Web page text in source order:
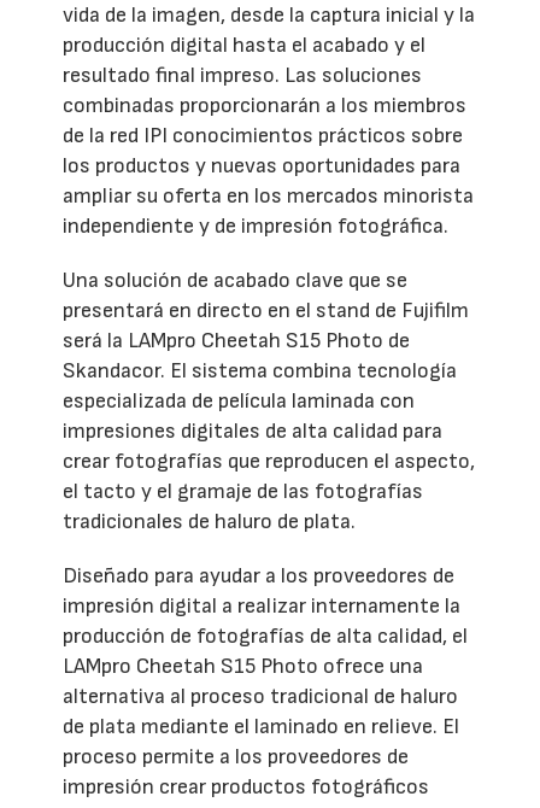
vida de la imagen, desde la captura inicial y la
producción digital hasta el acabado y el
resultado final impreso. Las soluciones
combinadas proporcionarán a los miembros
de la red IPI conocimientos prácticos sobre
los productos y nuevas oportunidades para
ampliar su oferta en los mercados minorista
independiente y de impresión fotográfica.
Una solución de acabado clave que se
presentará en directo en el stand de Fujifilm
será la LAMpro Cheetah S15 Photo de
Skandacor. El sistema combina tecnología
especializada de película laminada con
impresiones digitales de alta calidad para
crear fotografías que reproducen el aspecto,
el tacto y el gramaje de las fotografías
tradicionales de haluro de plata.
Diseñado para ayudar a los proveedores de
impresión digital a realizar internamente la
producción de fotografías de alta calidad, el
LAMpro Cheetah S15 Photo ofrece una
alternativa al proceso tradicional de haluro
de plata mediante el laminado en relieve. El
proceso permite a los proveedores de
impresión crear productos fotográficos